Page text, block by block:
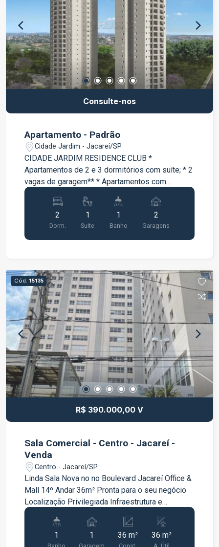
Consulte-nos
Apartamento - Padrão
Cidade Jardim - Jacareí/SP
CIDADE JARDIM RESIDENCE CLUB *
Apartamentos de 2 e 3 dormitórios com suíte; * 2
vagas de garagem** * Apartamentos com
varanda * Lazer completo entregue e equipado e
decorado;
2
Dorm.
1
Suite
1
Banho
2
Garagens
Cód. 15135
R$ 390.000,00 V
Sala Comercial - Centro - Jacareí -
Venda
Centro - Jacareí/SP
Linda Sala Nova no no Boulevard Jacareí Office &
Mall 14º Andar 36m² Pronta para o seu negócio
Localização Privilegiada Infraestrutura e
sofisticação *Analisa proposta na compra de 2
Salas (Ref 15134 e 15135) *Analisa permuta
como parte de pagamento *Documentação em
1 1 36 m² 36 m²